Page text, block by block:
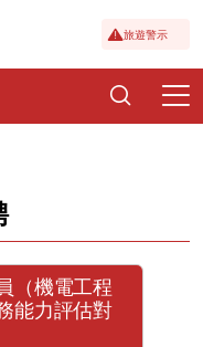
旅遊警示
（機電工程
能力評估對